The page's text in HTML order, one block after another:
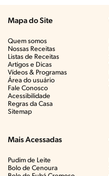
Mapa do Site
Quem somos
Nossas Receitas
Listas de Receitas​
Artigos e Dicas​
Vídeos & Programas​
Área do usuário
Fale Conosco
Acessibilidade
Regras da Casa
Sitemap
Mais Acessadas
Pudim de Leite
Bolo de Cenoura